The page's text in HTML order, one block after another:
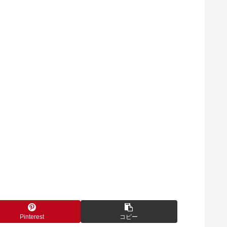
Pinterest コピー